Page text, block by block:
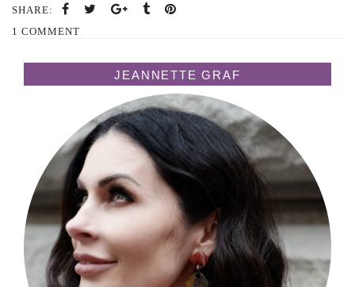
SHARE:
1 COMMENT
JEANNETTE GRAF